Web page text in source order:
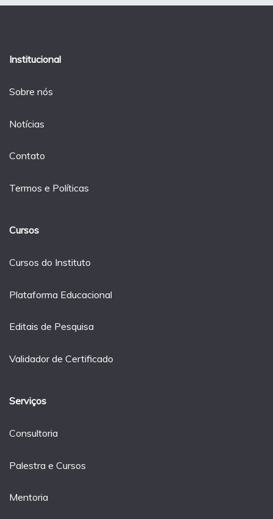
Institucional
Sobre nós
Notícias
Contato
Termos e Políticas
Cursos
Cursos do Instituto
Plataforma Educacional
Editais de Pesquisa
Validador de Certificado
Serviços
Consultoria
Palestra e Cursos
Mentoria